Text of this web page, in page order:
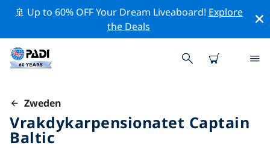
🚢 Up to 60% OFF Your Dream Liveaboard! Explore
the Deals
Zweden
Vrakdykarpensionatet Captain
Baltic